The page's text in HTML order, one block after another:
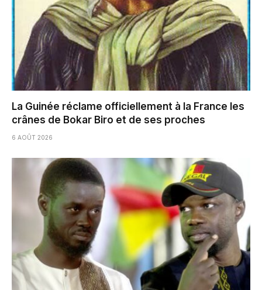
La Guinée réclame officiellement à la France les
crânes de Bokar Biro et de ses proches
6 AOÛT 2026